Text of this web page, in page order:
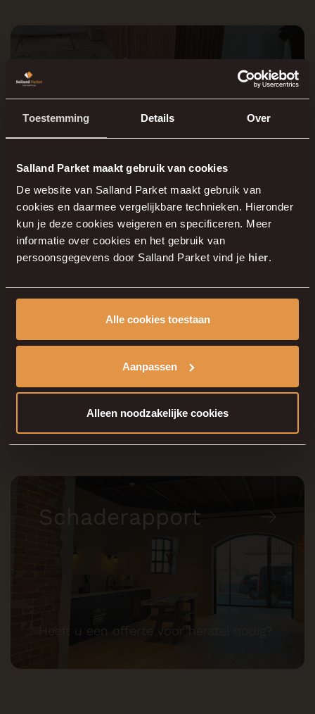
Toestemming Details Over
Salland Parket maakt gebruik van cookies
De website van Salland Parket maakt gebruik van
cookies en daarmee vergelijkbare technieken. Hieronder
kun je deze cookies weigeren en specificeren. Meer
informatie over cookies en het gebruik van
persoonsgegevens door Salland Parket vind je hier.
Alle cookies toestaan
Aanpassen
Alleen noodzakelijke cookies
Verzekering
Schaderapport
Heeft u een offerte voor herstel nodig?